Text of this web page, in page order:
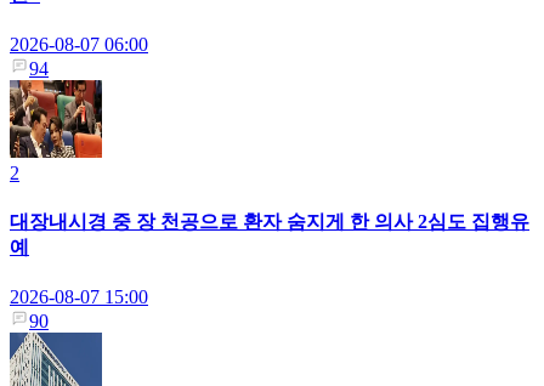
2026-08-07 06:00
94
2
대장내시경 중 장 천공으로 환자 숨지게 한 의사 2심도 집행유
예
2026-08-07 15:00
90